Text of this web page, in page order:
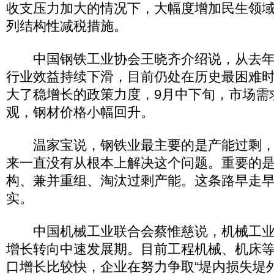
收支压力加大的情况下，大幅度增加民生领
列结构性减税措施。
中国钢铁工业协会王晓齐介绍说，从去
行业效益持续下滑，目前仍处在历史最困难
大了稳增长的政策力度，9月中下旬，市场
观，钢材价格小幅回升。
温家宝说，钢铁业最主要的是产能过剩
来一直没有从根本上解决这个问题。重要的
构、兼并重组、淘汰过剩产能。这条路早走
实。
中国机械工业联合会蔡惟慈说，机械工
增长转向中速发展期。目前工程机械、机床
口增长比较快，企业在努力争取“堤内损失堤